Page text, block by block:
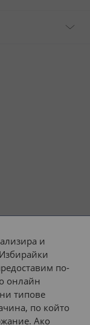
и
по-
онлайн
типове
по който
Ако